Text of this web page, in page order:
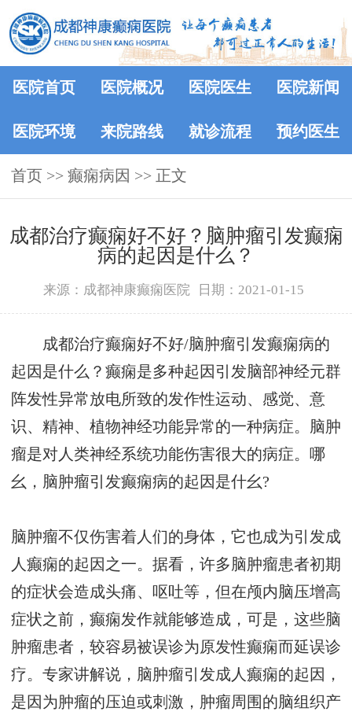
医院首页 医院概况 医院医生 医院新闻
医院环境 来院路线 就诊流程 预约医生
首页 >> 癫痫病因 >> 正文
成都治疗癫痫好不好？脑肿瘤引发癫痫
病的起因是什么？
来源：成都神康癫痫医院 日期：2021-01-15
成都治疗癫痫好不好/脑肿瘤引发癫痫病的
起因是什么？癫痫是多种起因引发脑部神经元群
阵发性异常放电所致的发作性运动、感觉、意
识、精神、植物神经功能异常的一种病症。脑肿
瘤是对人类神经系统功能伤害很大的病症。哪
幺，脑肿瘤引发癫痫病的起因是什幺?
脑肿瘤不仅伤害着人们的身体，它也成为引发成
人癫痫的起因之一。据看，许多脑肿瘤患者初期
的症状会造成头痛、呕吐等，但在颅内脑压增高
症状之前，癫痫发作就能够造成，可是，这些脑
肿瘤患者，较容易被误诊为原发性癫痫而延误诊
疗。专家讲解说，脑肿瘤引发成人癫痫的起因，
是因为肿瘤的压迫或刺激，肿瘤周围的脑组织产